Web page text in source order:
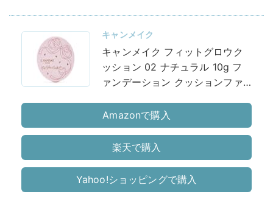
キャンメイク
キャンメイク フィットグロウク
ッション 02 ナチュラル 10g フ
ァンデーション クッションファ
型パフ付 SPF50+ PA+++
Amazonで購入
楽天で購入
Yahoo!ショッピングで購入